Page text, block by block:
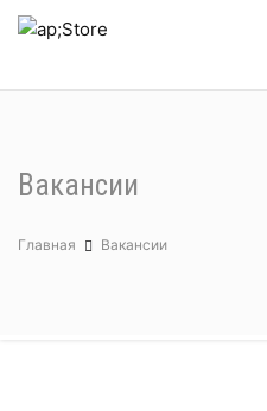
Вакансии
Главная Вакансии